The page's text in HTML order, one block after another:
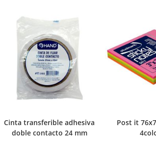
Cinta transferible adhesiva
doble contacto 24 mm
Post it